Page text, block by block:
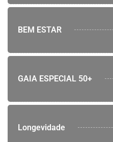
BEM ESTAR
GAIA ESPECIAL 50+
Longevidade